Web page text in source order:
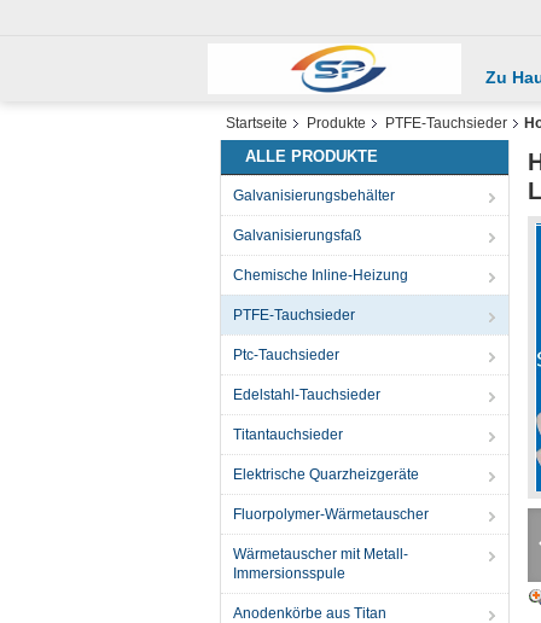
Zu
Startseite Produkte PTFE-Tauchsieder
ALLE PRODUKTE
Galvanisierungsbehälter
Galvanisierungsfaß
Chemische Inline-Heizung
PTFE-Tauchsieder
Ptc-Tauchsieder
Edelstahl-Tauchsieder
Titantauchsieder
Elektrische Quarzheizgeräte
Fluorpolymer-Wärmetauscher
Wärmetauscher mit Metall-
Immersionsspule
Anodenkörbe aus Titan